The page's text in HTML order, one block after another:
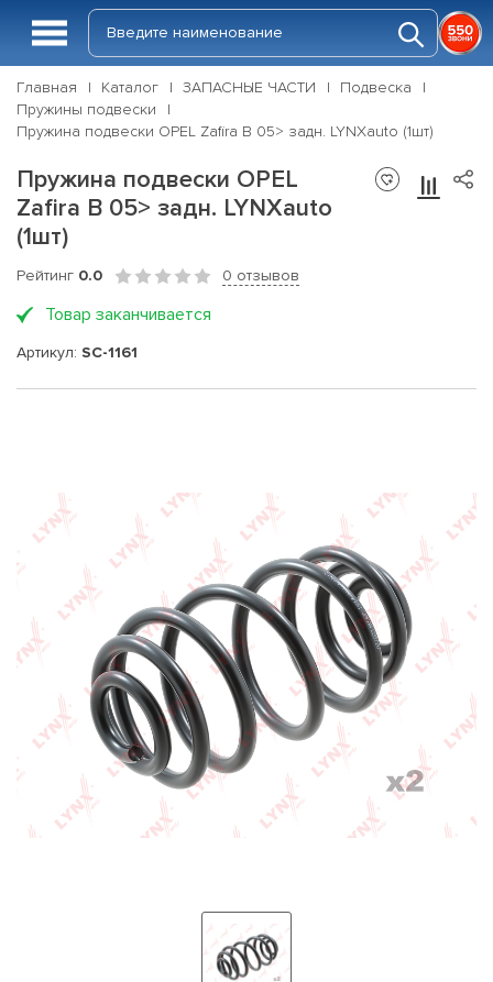
Главная Каталог ЗАПАСНЫЕ ЧАСТИ
Подвеска
Пружины подвески
Пружина подвески OPEL Zafira B 05> задн. LYNXauto (1шт)
Пружина подвески OPEL
Zafira B 05> задн. LYNXauto
(1шт)
Рейтинг 0.0 0 отзывов
Товар заканчивается
Артикул: SC-1161